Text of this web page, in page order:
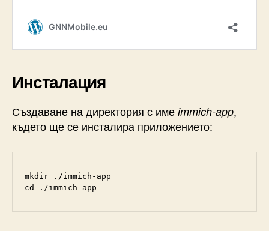
Инсталация
Създаване на директория с име immich-app,
където ще се инсталира приложението:
mkdir ./immich-app
cd ./immich-app